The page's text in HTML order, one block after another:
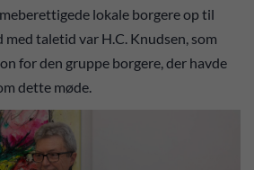
lokale borgere op til
taletid var H.C. Knudsen, som
for den gruppe borgere, der havde
dette møde.